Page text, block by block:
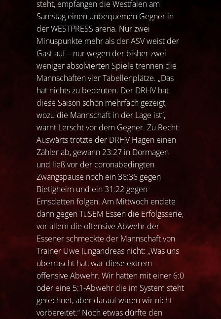
steht, empfangen die Westfalen am
Samstag einen unbequemen Gegner in
der WESTPRESS arena. Nur zwei
Minuspunkte mehr als der ASV weist der
Gast auf – nur wegen der bisher zwei
weniger absolvierten Spiele trennen die
Mannschaften vier Tabellenplätze. „Das
hat nichts zu bedeuten. Der DRHV hat
diese Saison schon mehrfach gezeigt,
wozu die Mannschaft in der Lage ist“,
warnt Lerscht vor dem Gegner. Zu Recht:
Auswärts trotzte der DRHV Hagen einen
Zähler ab, gewann 23:27 in Dormagen
und ließ vor der coronabedingten
Zwangspause noch ein 36:36 gegen
Bietigheim und ein 31:22 gegen
Emsdetten folgen. Am Mittwoch endete
dann gegen TuSEM Essen die Erfolgsserie,
vor allem die offensive Abwehr der
Essener schmeckte der Mannschaft von
Trainer Uwe Jungandreas nicht: „Was uns
überrascht hat, war diese extrem
offensive Abwehr. Wir hatten mit einer 6:0
oder eine 5:1-Abwehr die im System steht
gerechnet, aber darauf waren wir nicht
vorbereitet.“ Noch etwas dürfte den